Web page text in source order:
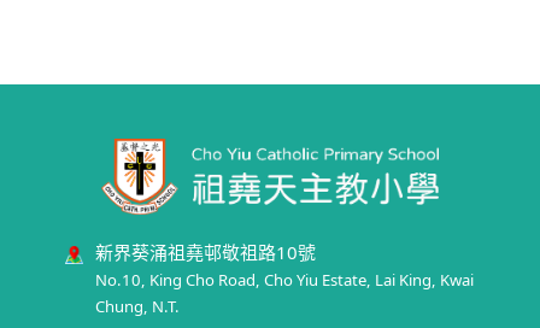
新界葵涌祖堯邨敬祖路10號
No.10, King Cho Road, Cho Yiu Estate, Lai King, Kwai
Chung, N.T.